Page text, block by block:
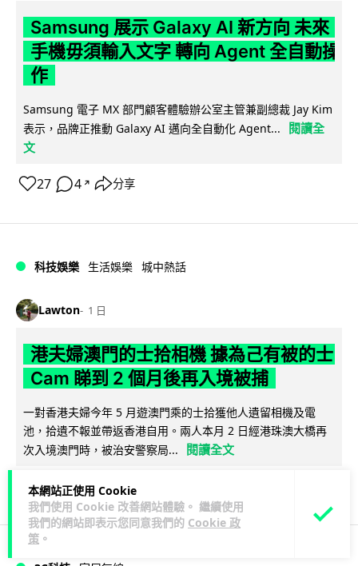
本網站正使用 Cookie
我們使用 Cookie 改善網站體驗。 繼續使用
我們的網站即表示您同意我們的 Cookie 政
策 。
Samsung 展示 Galaxy AI 新方向 未來
手機毋須輸入文字 轉向 Agent 全自動操
作
Samsung 電子 MX 部門顧客體驗辦公室主管兼副總裁 Jay Kim
表示，品牌正推動 Galaxy AI 邁向全自動化 Agent...
閱讀全
文
27 4 ↗ 分享
科技娛樂 生活娛樂 城中熱話
Lawton 1 日
港夫婦澳門的士拾相機 據為己有被的士
Cam 睇到 2 個月後再入境被捕
一對香港夫婦今年 5 月遊澳門乘的士拾獲他人遺留相機及電
池，拾遺不報並帶返香港自用。兩人本月 2 日經港珠澳大橋再
次入境澳門時，被治安警察局...
閱讀全文
532 75 ↗ 分享